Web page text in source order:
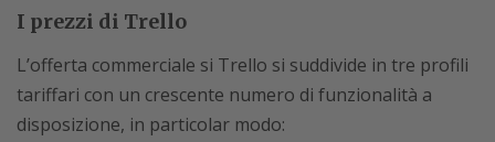
I prezzi di Trello
L’offerta commerciale si Trello si suddivide in tre profili
tariffari con un crescente numero di funzionalità a
disposizione, in particolar modo: